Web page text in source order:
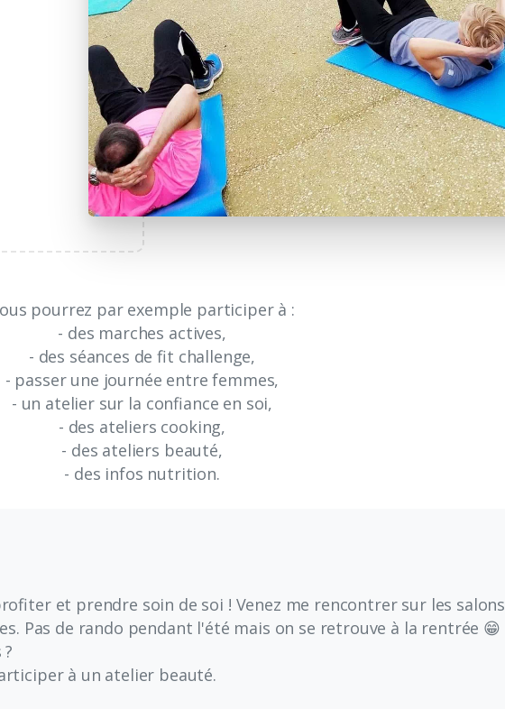
pourrez par exemple participer à :
- des marches actives,
- des séances de fit challenge,
- passer une journée entre femmes,
- un atelier sur la confiance en soi,
- des ateliers cooking,
- des ateliers beauté,
- des infos nutrition.
et prendre soin de soi ! Venez me rencontrer sur les salons
Pas de rando pendant l'été mais on se retrouve à la rentrée 😁
à un atelier beauté.